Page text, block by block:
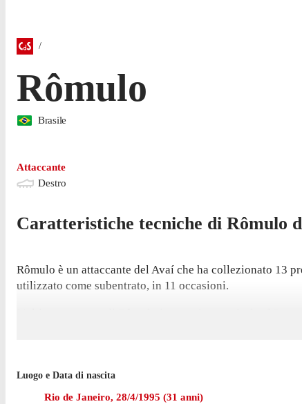
Rômulo
Brasile
Attaccante
Destro
Caratteristiche tecniche di Rômulo
Rômulo è un attaccante del Avaí che ha collezionato 13
utilizzato come subentrato, in 11 occasioni.
L'ultima presenza di Rômulo in campionato risale al 2
L'attaccante è tornato a giocare per Avaí nell'agosto
Luogo e Data di nascita
Rio de Janeiro, 28/4/1995 (31 anni)